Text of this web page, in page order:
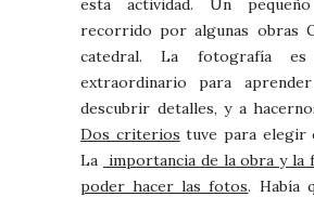
recorrido por algunas obras
catedral. La fotografía
extraordinario para
descubrir detalles, y a
Dos criterios tuve para elegir
La importancia de la obra y la
poder hacer las fotos. Había